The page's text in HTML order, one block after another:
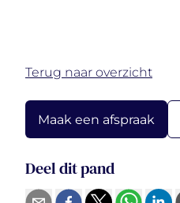
Terug naar overzicht
Maak een afspraak
Deel dit pand